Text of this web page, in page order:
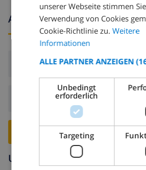
Ankunfts- und abfahrtszeiten
Ankunft:Ab 16:00
Abreise:
VILLA BUCHEN ›
Umgebung
unserer Webseite stimmen
Verwendung von Cookies
Cookie-Richtlinie zu. Weitere
Informationen
ALLE PARTNER ANZEIGEN
Unbedingt
erforderlich
Targeting